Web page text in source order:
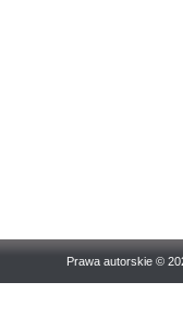
Prawa autorskie ©